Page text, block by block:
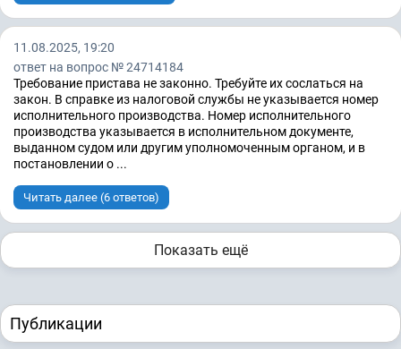
11.08.2025, 19:20
ответ на вопрос № 24714184
Требование пристава не законно. Требуйте их сослаться на
закон. В справке из налоговой службы не указывается номер
исполнительного производства. Номер исполнительного
производства указывается в исполнительном документе,
выданном судом или другим уполномоченным органом, и в
постановлении о ...
Читать далее (6 ответов)
Показать ещё
Публикации